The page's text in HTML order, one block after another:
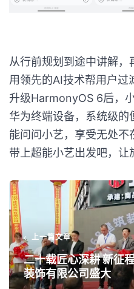
从行前规划到途中讲解
用领先的AI技术帮用户过
升级HarmonyOS 6后，
华为终端设备，系统级
能问问小艺，享受无处不
带上超能小艺出发吧，让
上一篇文章
二十载匠心深耕 新
装饰有限公司盛大